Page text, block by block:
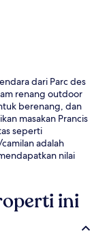
dari Parc des
renang outdoor
berenang, dan
masakan Prancis
seperti
adalah
nilai
ini